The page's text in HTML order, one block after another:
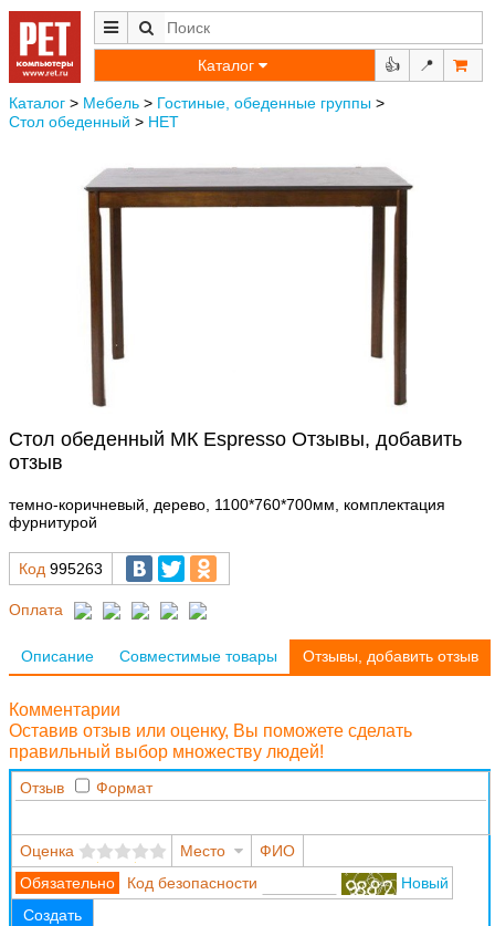
Каталог 👍 📍
Каталог > Мебель > Гостиные, обеденные группы >
Стол обеденный > НЕТ
Стол обеденный МК Espresso Отзывы, добавить
отзыв
темно-коричневый, дерево, 1100*760*700мм, комплектация
фурнитурой
Код 995263
Оплата
Описание Совместимые товары Отзывы, добавить отзыв
Комментарии
Оставив отзыв или оценку, Вы поможете сделать
правильный выбор множеству людей!
Отзыв Формат
Оценка Место
ФИО
Код безопасности
Новый
Создать